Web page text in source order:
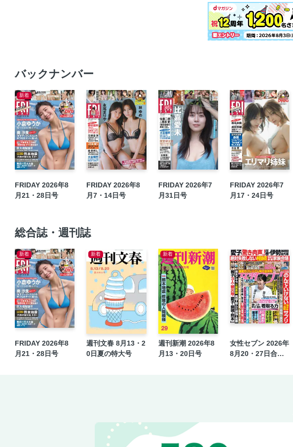
バックナンバー
新着
FRIDAY 2026年8
月21・28日号
FRIDAY 2026年8
月7・14日号
FRIDAY 2026年7
月31日号
FRIDAY 2026年7
月17・24日号
総合誌・週刊誌
新着
FRIDAY 2026年8
月21・28日号
新着
週刊文春 8月13・2
0日夏の特大号
新着
週刊新潮 2026年8
月13・20日号
女性セブン 2026年
8月20・27日合併